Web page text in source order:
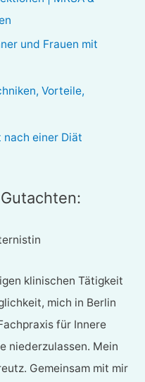
und Frauen mit
Vorteile,
einer Diät
klinischen Tätigkeit
mich in Berlin
für Innere
niederzulassen. Mein
Gemeinsam mit mir